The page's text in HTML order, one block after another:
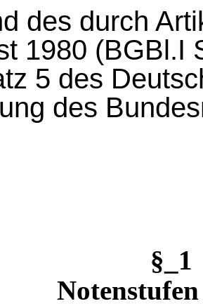
des durch
1980 (BGBl.I
5 des
des